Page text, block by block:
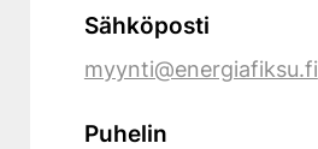
Sähköposti
myynti@energiafiksu.fi
Puhelin